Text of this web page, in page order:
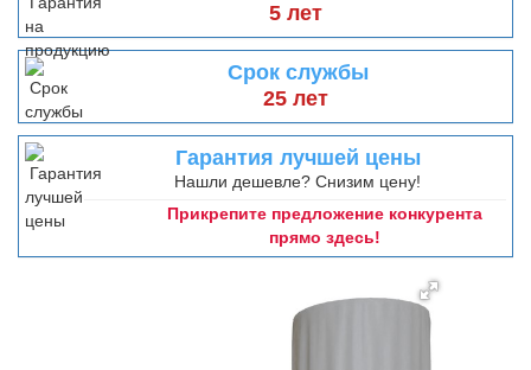
5 лет
Срок службы
25 лет
Гарантия лучшей цены
Нашли дешевле? Снизим цену!
Прикрепите предложение конкурента
прямо здесь!